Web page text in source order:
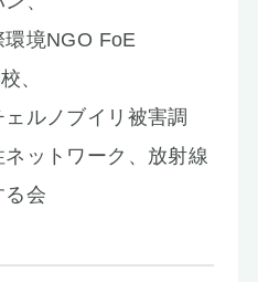
FoE
、
ブイリ被害調
ットワーク、放射線
る会